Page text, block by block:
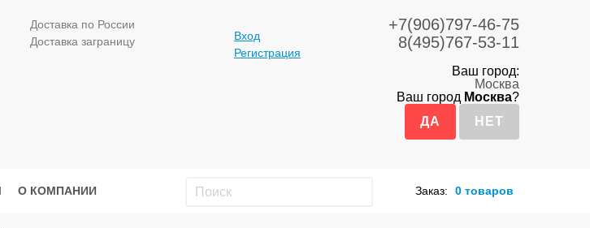
Доставка по России
Доставка заграницу
Вход
Регистрация
+7(906)797-46-75
8(495)767-53-11
Ваш город:
Москва
Ваш город Москва?
О КОМПАНИИ Заказ: 0 товаров